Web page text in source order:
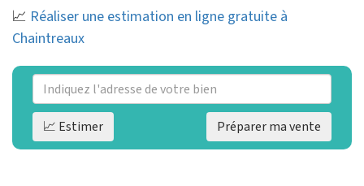
📈 Réaliser une estimation en ligne gratuite à
Chaintreaux
📈 Estimer Préparer ma vente